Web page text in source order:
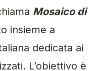
Mosaico di
insieme a
dedicata ai
L’obiettivo è